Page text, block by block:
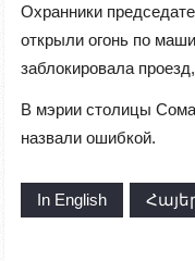
Охранники
открыли огонь по
заблокировала
В мэрии столицы
назвали ошибкой.
In English